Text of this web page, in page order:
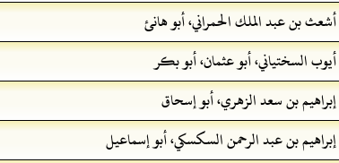
أشعث بن عبد الملك الحمراني، أبو هانئ
أيوب السختياني، أبو عثمان، أبو بكر
إبراهيم بن سعد الزهري، أبو إسحاق
إبراهيم بن عبد الرحمن السكسكي، أبو إسماعيل